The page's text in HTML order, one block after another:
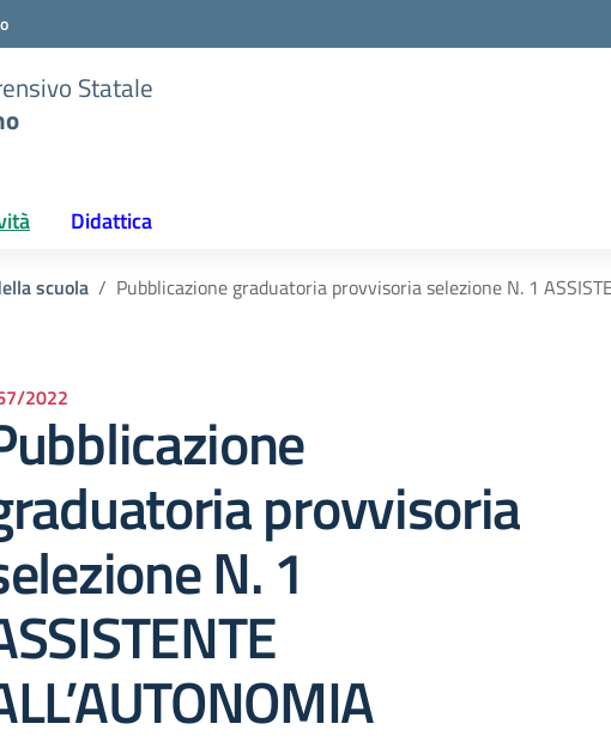
Statale
Didattica
scuola Pubblicazione graduatoria provvisoria selezione N. 1
2022
provvisoria
N. 1